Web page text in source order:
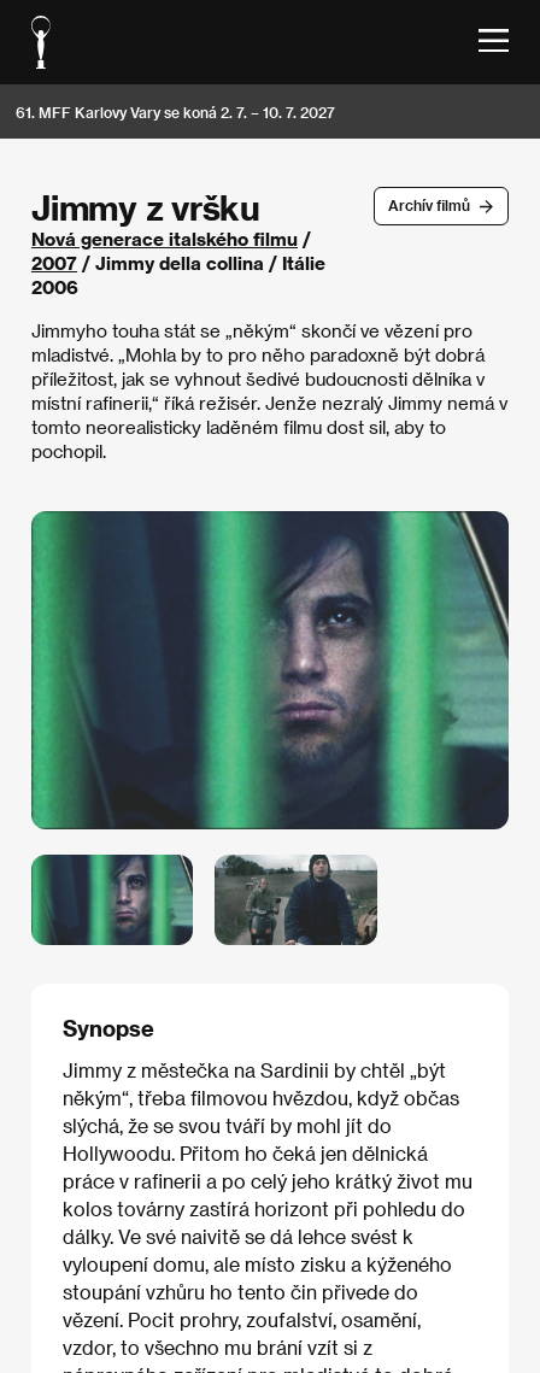
61. MFF Karlovy Vary se koná 2. 7. – 10. 7. 2027
Archív filmů
Jimmy z vršku
Nová generace italského filmu /
2007 / Jimmy della collina / Itálie
2006
Jimmyho touha stát se „někým“ skončí ve vězení pro
mladistvé. „Mohla by to pro něho paradoxně být dobrá
příležitost, jak se vyhnout šedivé budoucnosti dělníka v
místní rafinerii,“ říká režisér. Jenže nezralý Jimmy nemá v
tomto neorealisticky laděném filmu dost sil, aby to
pochopil.
Synopse
Jimmy z městečka na Sardinii by chtěl „být
někým“, třeba filmovou hvězdou, když občas
slýchá, že se svou tváří by mohl jít do
Hollywoodu. Přitom ho čeká jen dělnická
práce v rafinerii a po celý jeho krátký život mu
kolos továrny zastírá horizont při pohledu do
dálky. Ve své naivitě se dá lehce svést k
vyloupení domu, ale místo zisku a kýženého
stoupání vzhůru ho tento čin přivede do
vězení. Pocit prohry, zoufalství, osamění,
vzdor, to všechno mu brání vzít si z